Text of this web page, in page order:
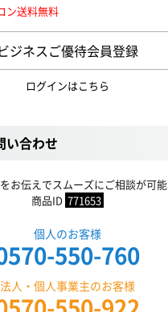
ン送料無料
ビジネスご優待会員登録
ログインはこちら
い合わせ
お伝えでスムーズにご相談が可能
商品ID 771653
個人のお客様
550-760
法人・個人事業主のお客様